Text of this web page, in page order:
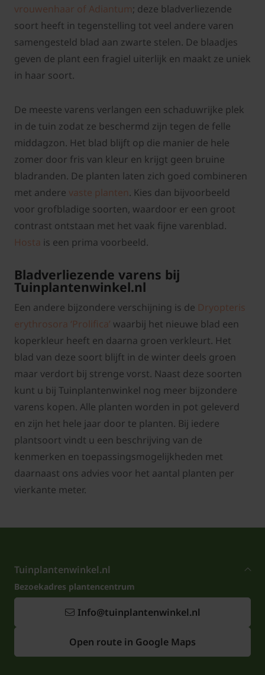
vrouwenhaar of Adiantum; deze bladverliezende
soort heeft in tegenstelling tot veel andere varen
samengesteld blad aan zwarte stelen. De blaadjes
geven de plant een fragiel uiterlijk en maakt ze uniek
in haar soort.
De meeste varens verlangen een schaduwrijke plek
in de tuin zodat ze beschermd zijn tegen de felle
middagzon. Het blad blijft op die manier de hele
zomer door fris van kleur en krijgt geen bruine
bladranden. De planten laten zich goed combineren
met andere vaste planten. Kies dan bijvoorbeeld
voor grofbladige soorten, waardoor er een groot
contrast ontstaan met het vaak fijne varenblad.
Hosta is een prima voorbeeld.
Bladverliezende varens bij
Tuinplantenwinkel.nl
Een andere bijzondere verschijning is de Dryopteris
erythrosora ‘Prolifica’ waarbij het nieuwe blad een
koperkleur heeft en daarna groen verkleurt. Het
blad van deze soort blijft in de winter deels groen
maar verdort bij strenge vorst. Naast deze soorten
kunt u bij Tuinplantenwinkel nog meer bijzondere
varens kopen. Alle planten worden in pot geleverd
en zijn het hele jaar door te planten. Bij iedere
plantsoort vindt u een beschrijving van de
kenmerken en toepassingsmogelijkheden met
daarnaast ons advies voor het aantal planten per
vierkante meter.
Tuinplantenwinkel.nl
Bezoekadres plantencentrum
Info@tuinplantenwinkel.nl
Open route in Google Maps